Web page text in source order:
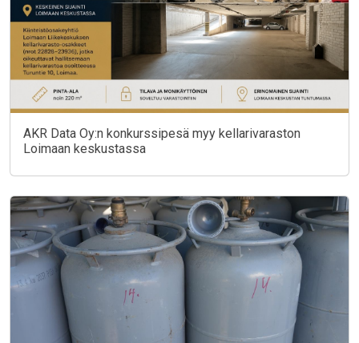
AKR Data Oy:n konkurssipesä myy kellarivaraston
Loimaan keskustassa